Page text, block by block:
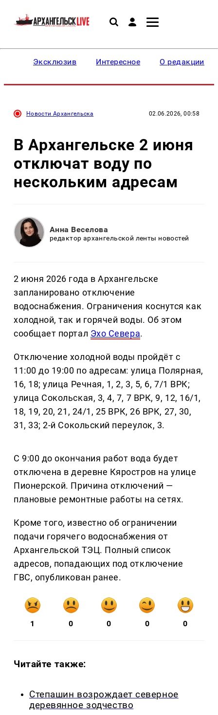
Эксклюзив Интересное О редакции
Новости Архангельска 02.06.2026, 00:58
В Архангельске 2 июня
отключат воду по
нескольким адресам
Анна Веселова
редактор архангельской ленты новостей
2 июня 2026 года в Архангельске
запланировано отключение
водоснабжения. Ограничения коснутся как
холодной, так и горячей воды. Об этом
сообщает портал Эхо Севера.
Отключение холодной воды пройдёт с
11:00 до 19:00 по адресам: улица Полярная,
16, 18; улица Речная, 1, 2, 3, 5, 6, 7/1 ВРК;
улица Сокольская, 3, 4, 7, 7 ВРК, 9, 12, 16/1,
18, 19, 20, 21, 24/1, 25 ВРК, 26 ВРК, 27, 30,
31, 33; 2-й Сокольский переулок, 3.
С 9:00 до окончания работ вода будет
отключена в деревне Кяростров на улице
Пионерской. Причина отключений —
плановые ремонтные работы на сетях.
Кроме того, известно об ограничении
подачи горячего водоснабжения от
Архангельской ТЭЦ. Полный список
адресов, попадающих под отключение
ГВС, опубликован ранее.
1 0 0 0 0
Читайте также:
Степашин возрождает северное
деревянное зодчество